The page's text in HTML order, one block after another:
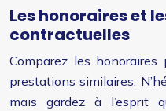
Les honoraires et
contractuelles
Comparez les honoraires
prestations similaires.
mais gardez à l’esprit